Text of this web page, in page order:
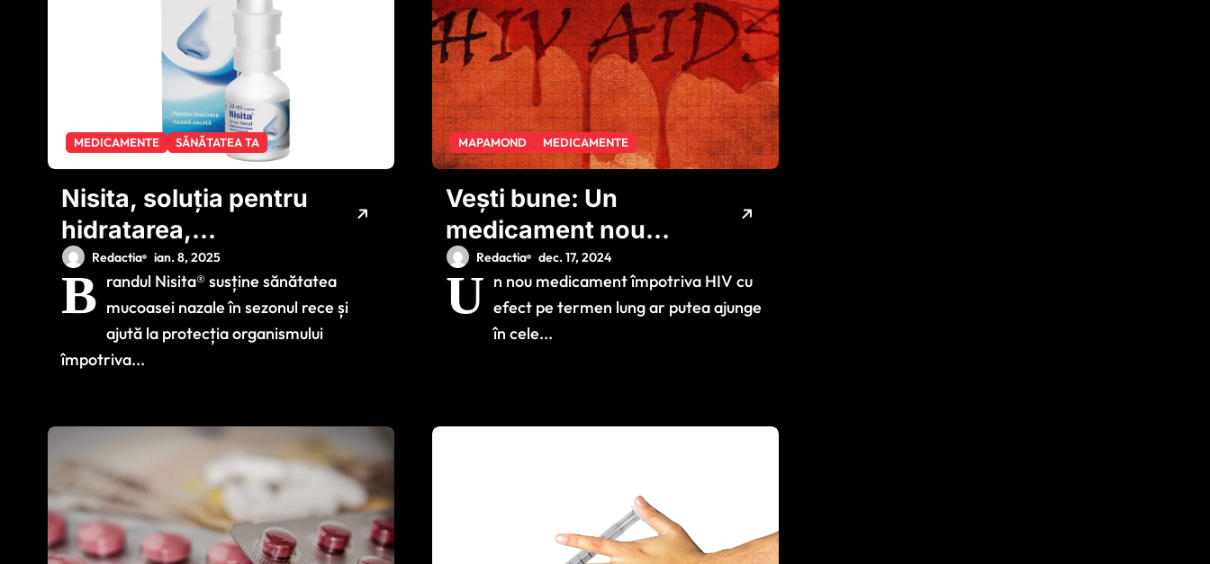
MEDICAMENTE SĂNĂTATEA TA
Nisita, soluția pentru
hidratarea,
curățarea și
protecția mucoasei
nazale încă din
prima zi de viață
Redactia ian. 8, 2025
B randul Nisita® susține sănătatea
mucoasei nazale în sezonul rece și
ajută la protecția organismului
împotriva...
MAPAMOND MEDICAMENTE
Vești bune: Un
medicament nou
pentru prevenirea
HIV ar putea fi
distribuit în țările
Redactia dec. 17, 2024
U n nou medicament împotriva HIV cu
efect pe termen lung ar putea ajunge
în cele...